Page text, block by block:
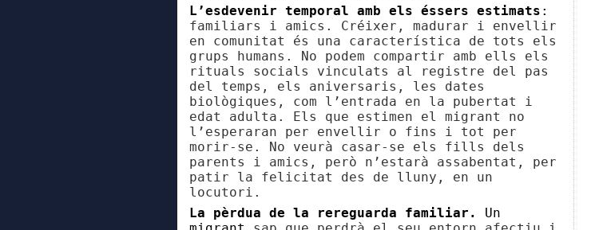
L’esdevenir temporal amb els éssers estimats :
familiars i amics. Créixer, madurar i envellir
en comunitat és una característica de tots els
grups humans. No podem compartir amb ells els
rituals socials vinculats al registre del pas
del temps, els aniversaris, les dates
biològiques, com l’entrada en la pubertat i
edat adulta. Els que estimen el migrant no
l’esperaran per envellir o fins i tot per
morir-se. No veurà casar-se els fills dels
parents i amics, però n’estarà assabentat, per
patir la felicitat des de lluny, en un
locutori.
La pèrdua de la rereguarda familiar. Un